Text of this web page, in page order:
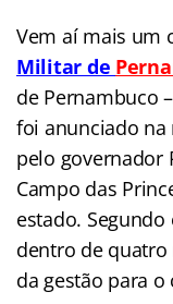
Vem aí mais um
Militar de
de Pernambuco
foi anunciado na
pelo governador
Campo das
estado.
dentro de quatro
da gestão para